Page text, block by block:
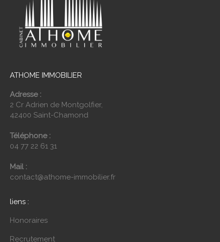
ATHOME IMMOBILIER
Adresse :
2 Cr Adrien de Montgolfier,
42400 Saint-Chamond
Téléphone :
04 77 22 61 31
Mail :
contact@athome-immobilier.fr
liens :
Honoraires
Recrutement